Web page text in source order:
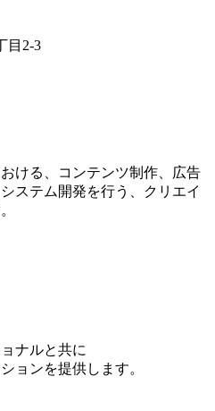
目2-3
ける、コンテンツ制作、広告
ステム開発を行う、
クリエイ
ナルと共に
ョンを提供します。